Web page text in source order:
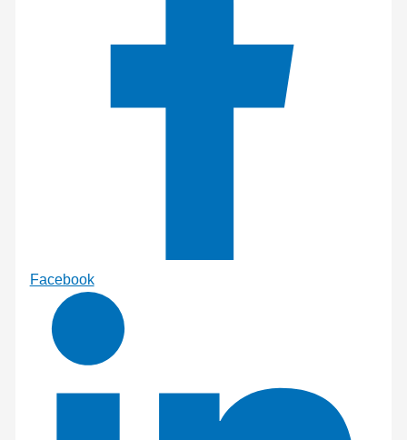
Facebook